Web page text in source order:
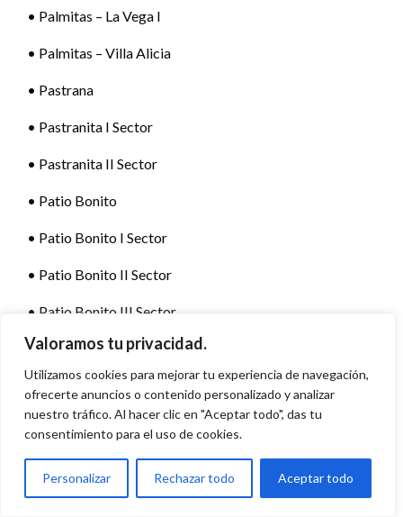
Valoramos tu privacidad.
Utilizamos cookies para mejorar tu experiencia de navegación,
ofrecerte anuncios o contenido personalizado y analizar
nuestro tráfico. Al hacer clic en "Aceptar todo", das tu
consentimiento para el uso de cookies.
Personalizar Rechazar todo Aceptar todo
• Palmitas – La Vega I
• Palmitas – Villa Alicia
• Pastrana
• Pastranita I Sector
• Pastranita II Sector
• Patio Bonito
• Patio Bonito I Sector
• Patio Bonito II Sector
• Patio Bonito III Sector
• Perpetuo Socorro
• Perpetuo Socorro II
• Piamonte Occidental
• Pinar del Río
• Pinar del Río II Sector